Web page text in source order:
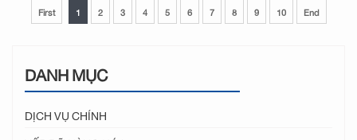
First 1 2 3 4 5 6 7 8 9 10 End
DANH MỤC
DỊCH VỤ CHÍNH